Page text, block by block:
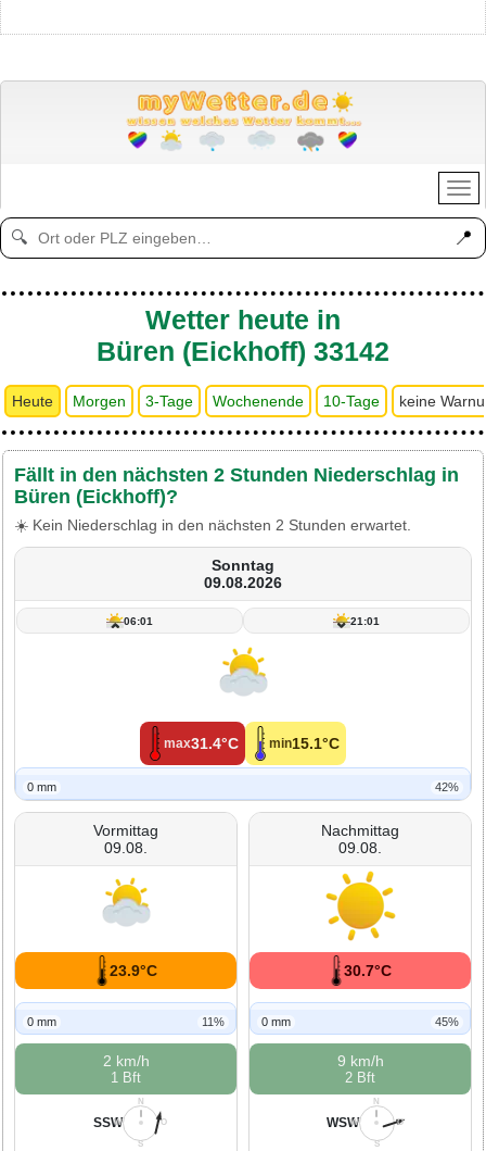
🔍 📍
Wetter heute in
Büren (Eickhoff) 33142
Heute Morgen 3-Tage Wochenende 10-Tage keine
Fällt in den nächsten 2 Stunden Niederschlag in
Büren (Eickhoff)?
☀️ Kein Niederschlag in den nächsten 2 Stunden erwartet.
Sonntag
09.08.2026
06:01 21:01
max31.4°C min15.1°C
0 mm 42%
Vormittag
09.08.
23.9°C
0 mm 11%
2 km/h
1 Bft
N
O
S
W
SSW
Nachmittag
09.08.
30.7°C
0 mm 45%
9 km/h
2 Bft
N
O
S
W
WSW